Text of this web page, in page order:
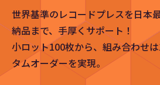
世界基準のレコードプレスを日本
納品まで、手厚くサポート！
小ロット100枚から、組み合わせ
タムオーダーを実現。